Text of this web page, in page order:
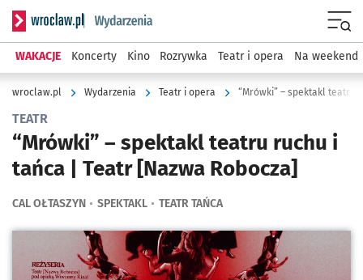
Serwis informacyjny wroclaw.pl podserwis: Wydarzenia
WAKACJE Koncerty Kino Rozrywka Teatr i opera Na weekend
wroclaw.pl Wydarzenia Teatr i opera “Mrówki” – spektakl teatru
TEATR
“Mrówki” – spektakl teatru ruchu i
tańca | Teatr [Nazwa Robocza]
CAL OŁTASZYN SPEKTAKL TEATR TAŃCA
Kliknij, aby powiększyć